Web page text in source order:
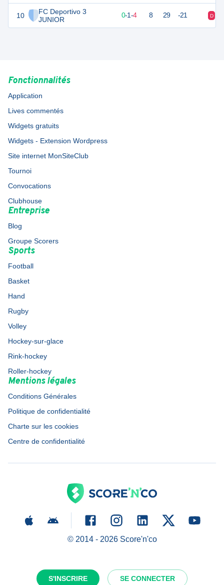
S'INSCRIRE SE CONNECTER
10
FC Deportivo 3
JUNIOR
0-1-4 8 29 -21 D
Fonctionnalités
Application
Lives commentés
Widgets gratuits
Widgets - Extension Wordpress
Site internet MonSiteClub
Tournoi
Convocations
Clubhouse
Entreprise
Blog
Groupe Scorers
Sports
Football
Basket
Hand
Rugby
Volley
Hockey-sur-glace
Rink-hockey
Roller-hockey
Mentions légales
Conditions Générales
Politique de confidentialité
Charte sur les cookies
Centre de confidentialité
© 2014 - 2026Score'n'co